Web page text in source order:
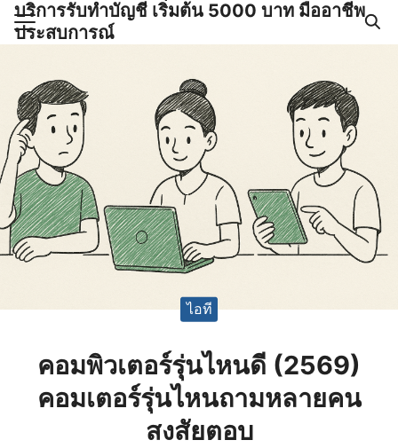
Skipบริการรับทำบัญชี เริ่มต้น 5000 บาท มืออาชีพ
ประสบการณ์
ญชีและภาษีครบวงจร |
ไอที
คอมพิวเตอร์รุ่นไหนดี (2569)
คอมเตอร์รุ่นไหนถามหลายคน
สงสัยตอบ